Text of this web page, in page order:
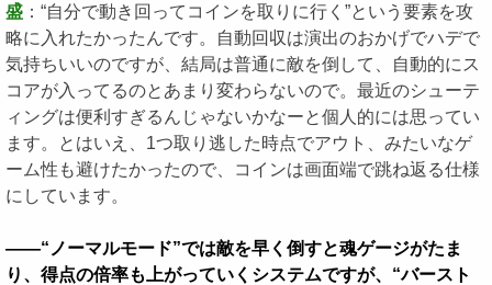
盛 ：“自分で動き回ってコインを取りに行く”という要素を攻
略に入れたかったんです。自動回収は演出のおかげでハデで
気持ちいいのですが、結局は普通に敵を倒して、自動的にス
コアが入ってるのとあまり変わらないので。最近のシューテ
ィングは便利すぎるんじゃないかなーと個人的には思ってい
ます。とはいえ、1つ取り逃した時点でアウト、みたいなゲ
ーム性も避けたかったので、コインは画面端で跳ね返る仕様
にしています。
――“ノーマルモード”では敵を早く倒すと魂ゲージがたま
り、得点の倍率も上がっていくシステムですが、“バースト